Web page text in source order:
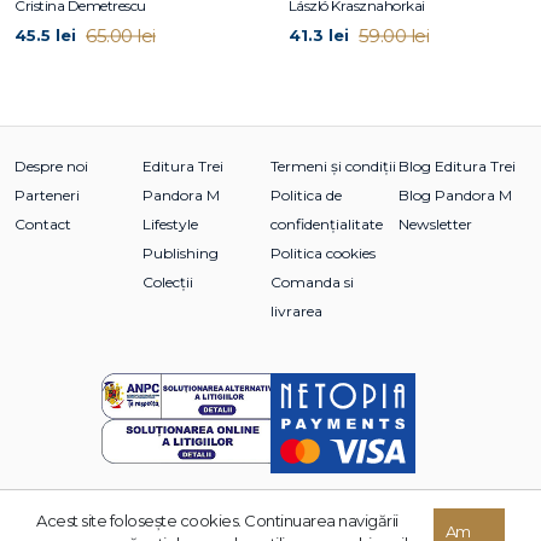
La Editura Trei au apărut romanele Fiul, Vânătorii de capete,
Regatul, duologia Sânge pe zăpadă și Soare în miez de
Cristina Demetrescu
45.5 lei 65.00 lei
László Krasznahorkai
41.3 lei 59.00 lei
Despre noi
Parteneri
Contact
Editura Trei
Pandora M
Lifestyle
Publishing
Colecții
Termeni și condiții
Politica de
confidențialitate
Politica cookies
Comanda si
livrarea
Blog Editura Trei
Blog Pandora M
Newsletter
© 2026 Grupul Editorial TREI. Toate drepturile rezervate.
Acest site foloseşte cookies. Continuarea navigării
Am